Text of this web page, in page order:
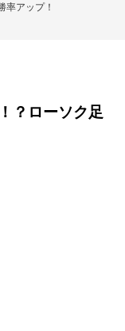
率アップ！
？ローソク足